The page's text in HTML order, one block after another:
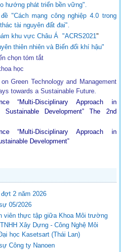
hướng phát triển bền vững".
"Cách mạng công nghiệp 4.0 trong
tài nguyên đất đai".
khu vực Châu Á "ACRS2021"
thiên nhiên và Biến đổi khí hậu"
chọn tóm tắt
học
Green Technology and Management
towards a Sustainable Future.
“Multi-Disciplinary Approach in
Development”The 2nd
“Multi-Disciplinary Approach in
Development”
2 năm 2026
05/2026
viên thực tập giữa Khoa Môi trường
Xây Dựng - Công Nghệ Môi
học Kasetsart (Thái Lan)
Công ty Nanoen